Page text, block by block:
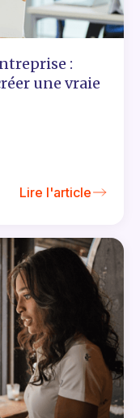
:
une vraie
Lire l'article